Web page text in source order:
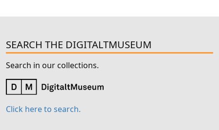
SEARCH THE DIGITALTMUSEUM
Search in our collections.
Click here to search.